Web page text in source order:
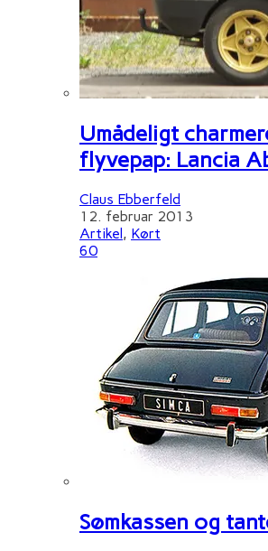
Umådeligt
flyvepap: Lancia
Claus Ebberfeld
12. februar 2013
Artikel, Kørt
60
Sømkassen og